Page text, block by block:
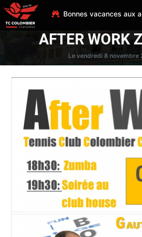
Bonnes vacances aux
AFTER WORK
Le vendredi 8 novembre